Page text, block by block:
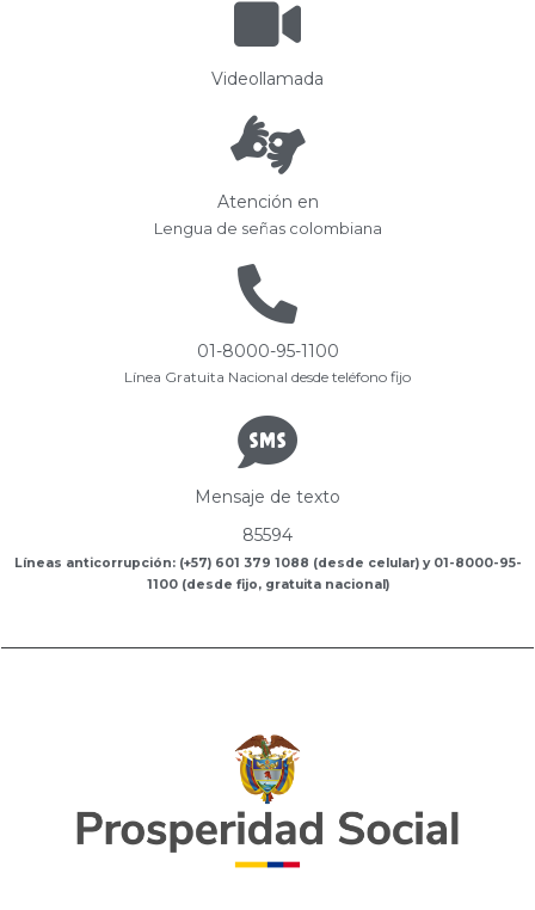
Videollamada
Atención en
Lengua de señas colombiana
01-8000-95-1100
Línea Gratuita Nacional desde teléfono fijo
Mensaje de texto
85594
Líneas anticorrupción: (+57) 601 379 1088 (desde celular) y 01-8000-95-
1100 (desde fijo, gratuita nacional)